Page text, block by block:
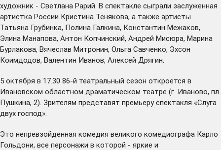
художник - Светлана Рарий. В спектакле сыграли заслуженная
артистка России Кристина Тенякова, а также артисты
Татьяна Грубинка, Полина Галкина, Константин Межаков,
Элина Манапова, Антон Копчинский, Андрей Мисюра, Марина
Бурлакова, Вячеслав Митронин, Ольга Савченко, Эхсон
Коимдодов, Валентин Иванов, Алексей Дрягин.
5 октября в 17.30 86-й театральный сезон откроется в
Ивановском областном драматическом театре (г. Иваново, пл.
Пушкина, 2). Зрителям представят премьеру спектакля «Слуга
двух господ».
Это непревзойденная комедия великого комедиографа Карло
Гольдони, все персонажи в которой - яркие и